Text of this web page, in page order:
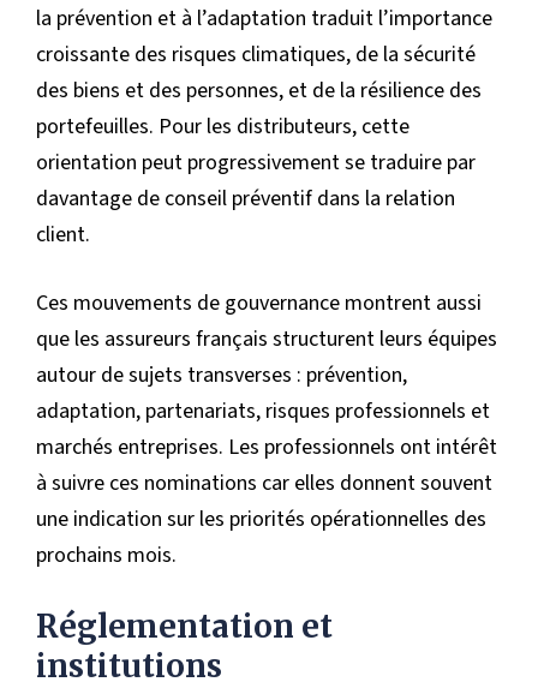
la prévention et à l’adaptation traduit l’importance
croissante des risques climatiques, de la sécurité
des biens et des personnes, et de la résilience des
portefeuilles. Pour les distributeurs, cette
orientation peut progressivement se traduire par
davantage de conseil préventif dans la relation
client.
Ces mouvements de gouvernance montrent aussi
que les assureurs français structurent leurs équipes
autour de sujets transverses : prévention,
adaptation, partenariats, risques professionnels et
marchés entreprises. Les professionnels ont intérêt
à suivre ces nominations car elles donnent souvent
une indication sur les priorités opérationnelles des
prochains mois.
Réglementation et
institutions